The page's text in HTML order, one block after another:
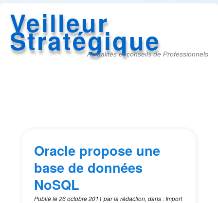
Veilleur
Stratégique
Actualités et conseils de Professionnels
Oracle propose une
base de données
NoSQL
Publié le26 octobre 2011 parla rédaction, dans : Import